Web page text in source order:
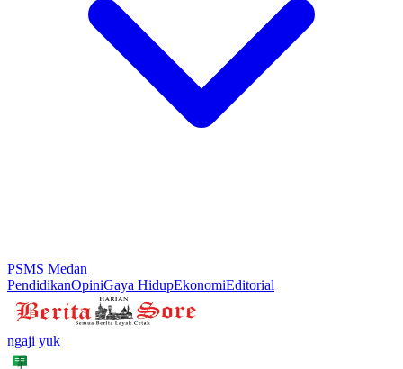
PSMS Medan
PendidikanOpiniGaya HidupEkonomiEditorial
ngaji yuk